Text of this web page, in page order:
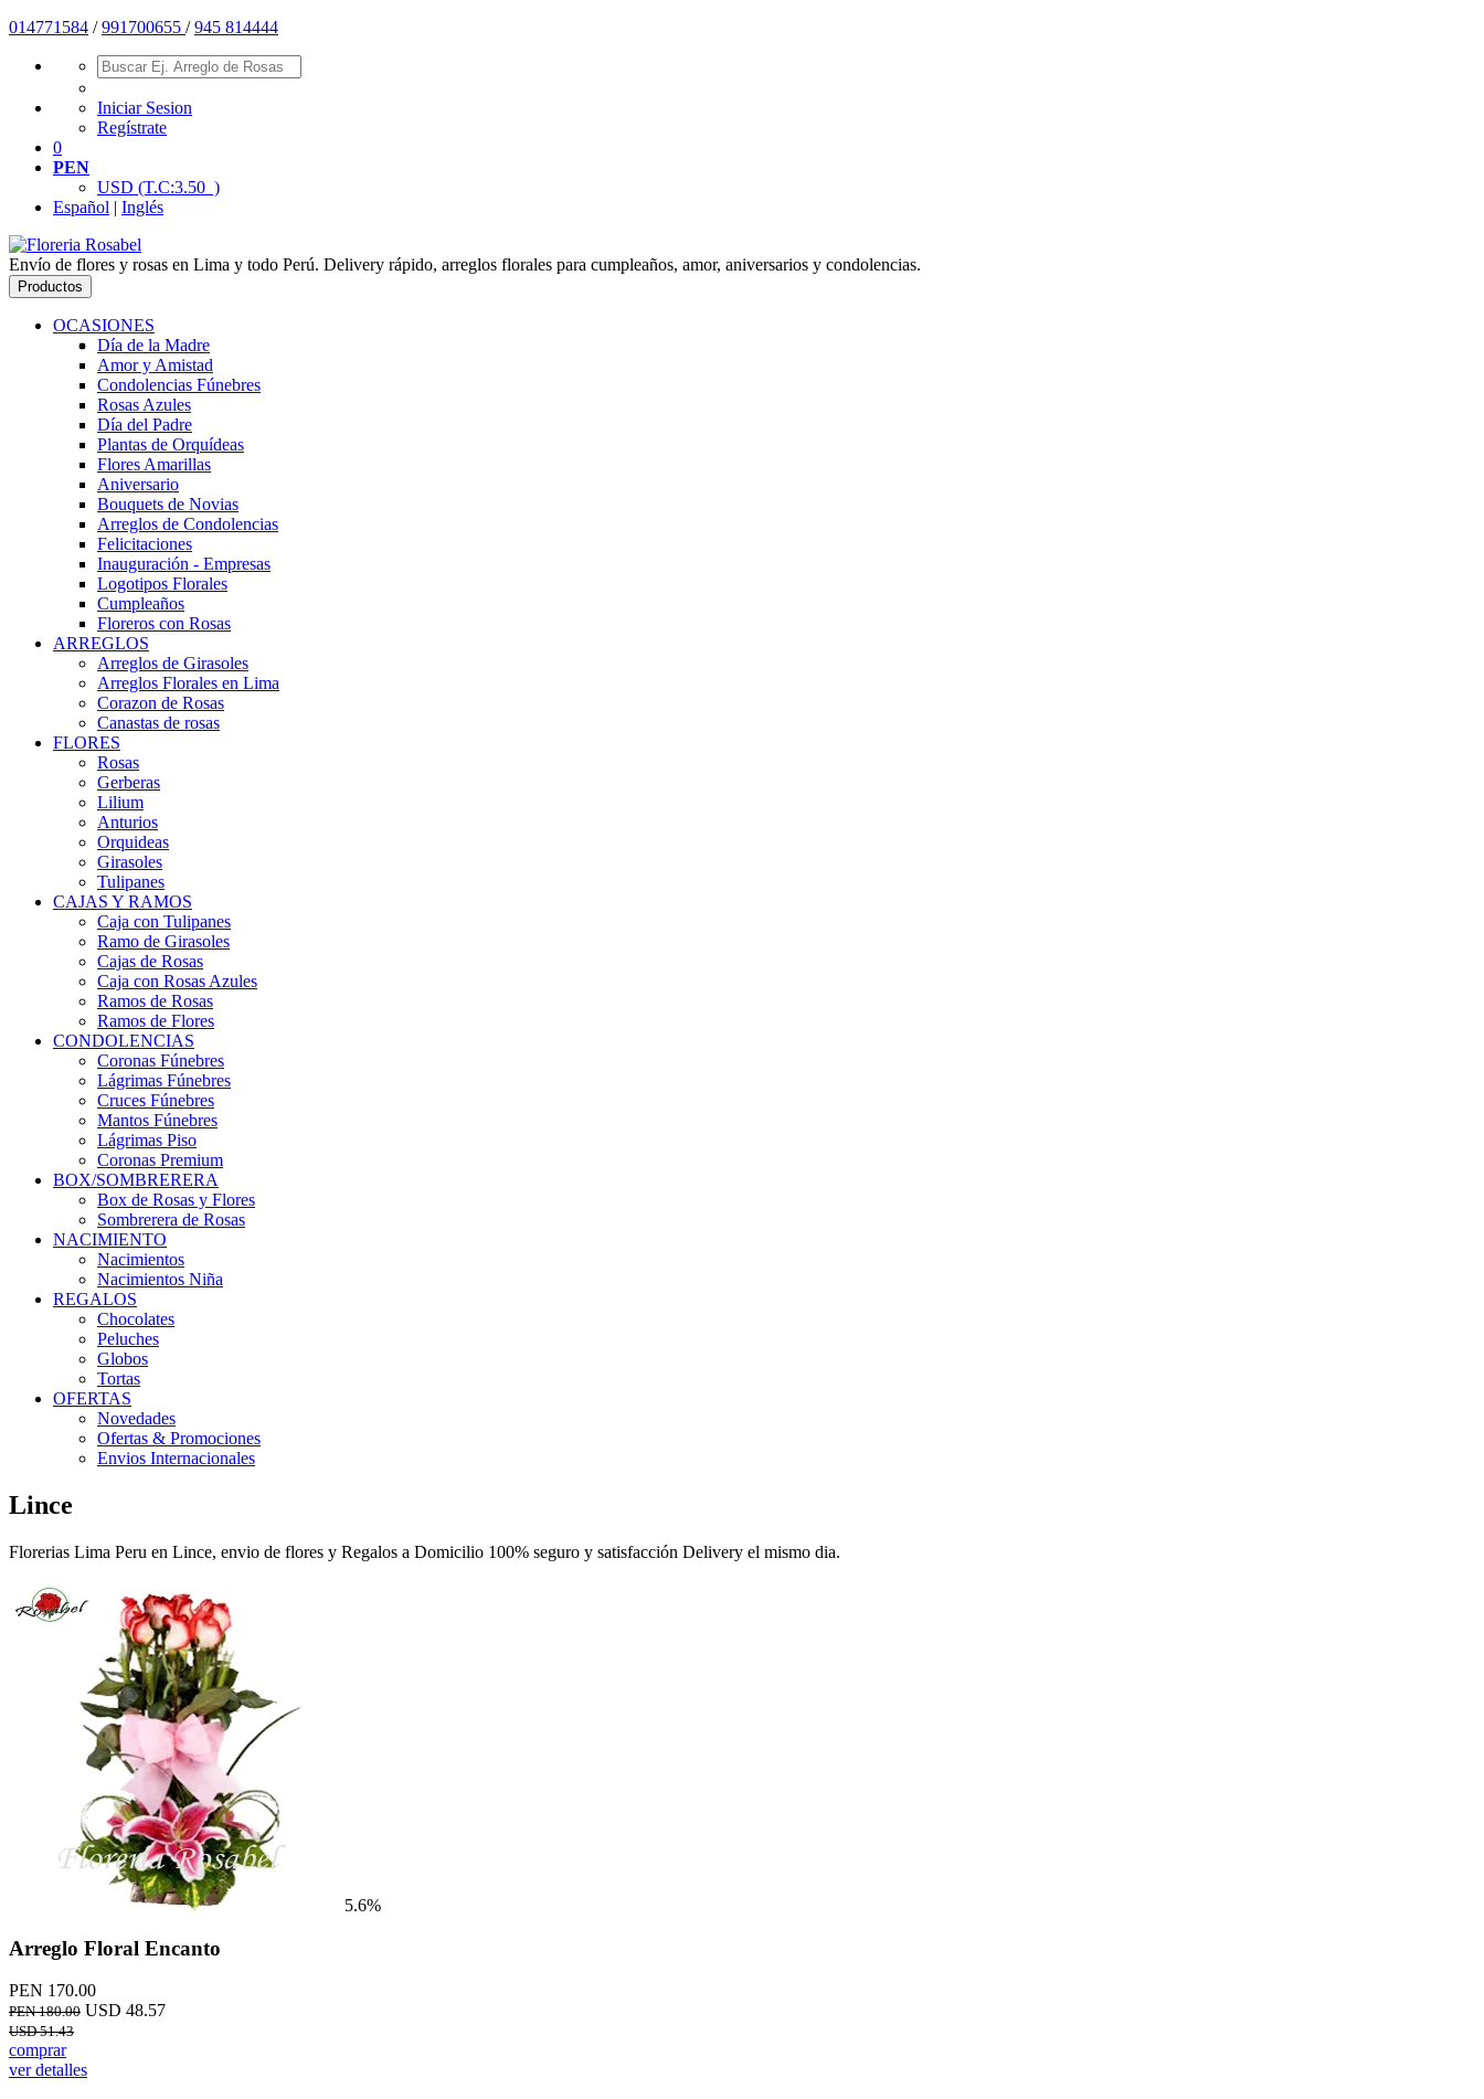
014771584 /991700655 /945 814444
Iniciar Sesion
Regístrate
0
PEN
USD (T.C:3.50 )
Español | Inglés
Envío de flores y rosas en Lima y todo Perú. Delivery rápido, arreglos florales para cumpleaños, amor, aniversarios y condolencias.
Productos
OCASIONES
Día de la Madre
Amor y Amistad
Condolencias Fúnebres
Rosas Azules
Día del Padre
Plantas de Orquídeas
Flores Amarillas
Aniversario
Bouquets de Novias
Arreglos de Condolencias
Felicitaciones
Inauguración - Empresas
Logotipos Florales
Cumpleaños
Floreros con Rosas
ARREGLOS
Arreglos de Girasoles
Arreglos Florales en Lima
Corazon de Rosas
Canastas de rosas
FLORES
Rosas
Gerberas
Lilium
Anturios
Orquideas
Girasoles
Tulipanes
CAJAS Y RAMOS
Caja con Tulipanes
Ramo de Girasoles
Cajas de Rosas
Caja con Rosas Azules
Ramos de Rosas
Ramos de Flores
CONDOLENCIAS
Coronas Fúnebres
Lágrimas Fúnebres
Cruces Fúnebres
Mantos Fúnebres
Lágrimas Piso
Coronas Premium
BOX/SOMBRERERA
Box de Rosas y Flores
Sombrerera de Rosas
NACIMIENTO
Nacimientos
Nacimientos Niña
REGALOS
Chocolates
Peluches
Globos
Tortas
OFERTAS
Novedades
Ofertas & Promociones
Envios Internacionales
Lince
Florerias Lima Peru en Lince, envio de flores y Regalos a Domicilio 100% seguro y satisfacción Delivery el mismo dia.
5.6%
Arreglo Floral Encanto
PEN 170.00
PEN 180.00 USD 48.57
USD 51.43
comprar
ver detalles